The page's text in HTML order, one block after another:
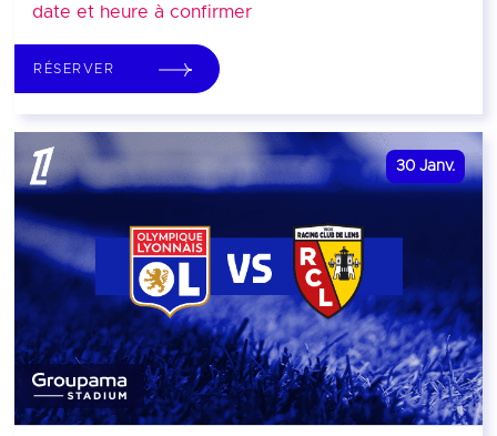
date et heure à confirmer
RÉSERVER
30 Janv.